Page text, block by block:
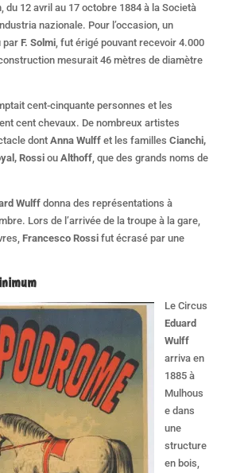
du 12 avril au 17 octobre 1884 à la Società
nazionale. Pour l’occasion, un
par F. Solmi, fut érigé pouvant recevoir 4.000
mesurait 46 mètres de diamètre
cent-cinquante personnes et les
cent chevaux. De nombreux artistes
dont Anna Wulff et les familles Cianchi,
Rossiou Althoff, que des grands noms de
Wulffdonna des représentations à
Lors de l’arrivée de la troupe à la gare,
Francesco Rossifut écrasé par une
Le Circus
Eduard
Wulff
arriva en
1885 à
Mulhous
e dans
une
structure
en bois,